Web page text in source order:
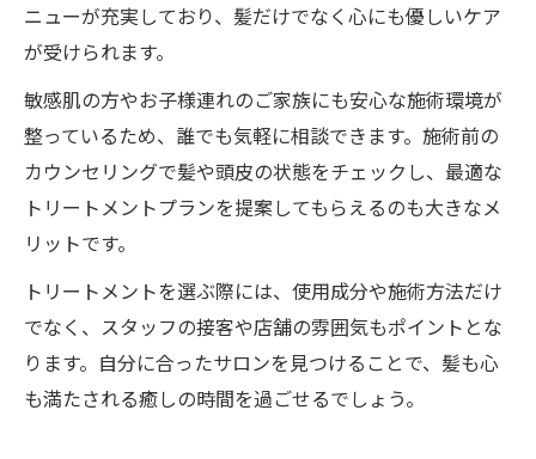
ニューが充実しており、髪だけでなく心にも優しいケア
が受けられます。
敏感肌の方やお子様連れのご家族にも安心な施術環境が
整っているため、誰でも気軽に相談できます。施術前の
カウンセリングで髪や頭皮の状態をチェックし、最適な
トリートメントプランを提案してもらえるのも大きなメ
リットです。
トリートメントを選ぶ際には、使用成分や施術方法だけ
でなく、スタッフの接客や店舗の雰囲気もポイントとな
ります。自分に合ったサロンを見つけることで、髪も心
も満たされる癒しの時間を過ごせるでしょう。